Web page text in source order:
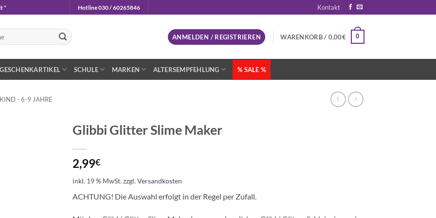
* Hotline 030 / 60265846 Kontakt
ANMELDEN / REGISTRIEREN WARENKORB / 0,00€ 0
GESCHENKARTIKEL SCHULE MARKEN ALTERSEMPFEHLUNG % SALE %
- 6-9 JAHRE
Glibbi Glitter Slime Maker
2,99€
inkl. 19 % MwSt.zzgl.Versandkosten
ACHTUNG! Die Auswahl erfolgt in der Regel per Zufall.